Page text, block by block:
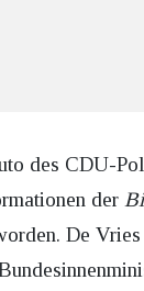
des CDU-
der
De